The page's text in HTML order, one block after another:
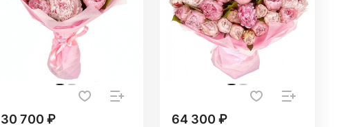
30 700 ₽ 64 300 ₽